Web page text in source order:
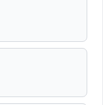
को अधिक प्रभावी
गठित